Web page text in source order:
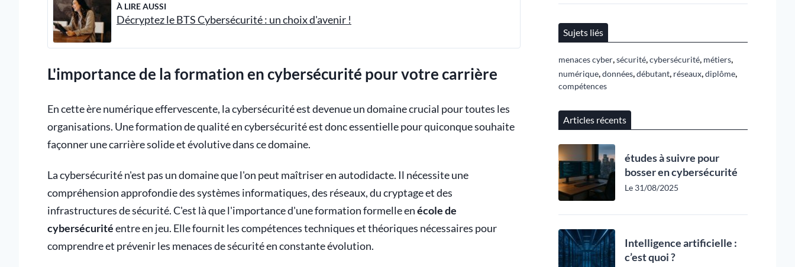
À LIRE AUSSI
Décryptez le BTS Cybersécurité : un choix d'avenir !
L'importance de la formation en cybersécurité pour votre carrière
En cette ère numérique effervescente, la cybersécurité est devenue un domaine crucial pour toutes les
organisations. Une formation de qualité en cybersécurité est donc essentielle pour quiconque souhaite
façonner une carrière solide et évolutive dans ce domaine.
La cybersécurité n'est pas un domaine que l'on peut maîtriser en autodidacte. Il nécessite une
compréhension approfondie des systèmes informatiques, des réseaux, du cryptage et des
infrastructures de sécurité. C'est là que l'importance d'une formation formelle enécole de
cybersécuritéentre en jeu. Elle fournit les compétences techniques et théoriques nécessaires pour
comprendre et prévenir les menaces de sécurité en constante évolution.
Sujets liés
menaces cyber,sécurité,cybersécurité, métiers,
numérique,données,débutant, réseaux,diplôme,
compétences
Articles récents
études à suivre pour
bosser en cybersécurité
Le 31/08/2025
Intelligence artificielle :
c’est quoi ?